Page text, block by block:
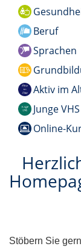
Beruf
Sprachen
Aktiv im
Junge VHS
Online-
Stöbern Sie